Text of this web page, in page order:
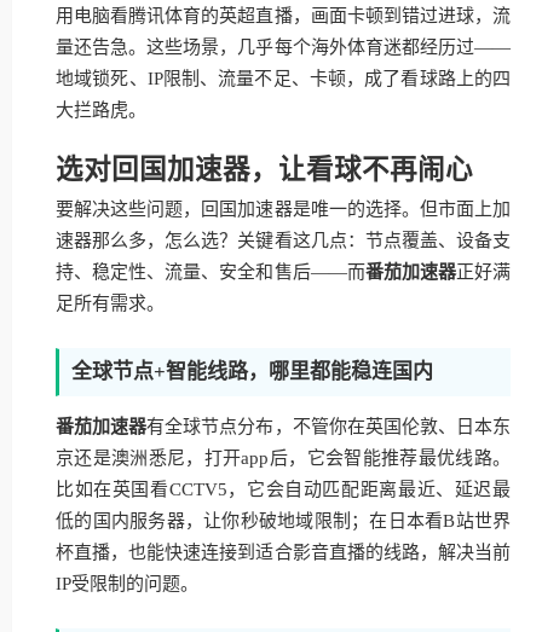
用电脑看腾讯体育的英超直播，画面卡顿到错过进球，流
量还告急。这些场景，几乎每个海外体育迷都经历过——
地域锁死、IP限制、流量不足、卡顿，成了看球路上的四
大拦路虎。
选对回国加速器，让看球不再闹心
要解决这些问题，回国加速器是唯一的选择。但市面上加
速器那么多，怎么选？关键看这几点：节点覆盖、设备支
持、稳定性、流量、安全和售后——而番茄加速器正好满
足所有需求。
全球节点+智能线路，哪里都能稳连国内
番茄加速器有全球节点分布，不管你在英国伦敦、日本东
京还是澳洲悉尼，打开app后，它会智能推荐最优线路。
比如在英国看CCTV5，它会自动匹配距离最近、延迟最
低的国内服务器，让你秒破地域限制；在日本看B站世界
杯直播，也能快速连接到适合影音直播的线路，解决当前
IP受限制的问题。